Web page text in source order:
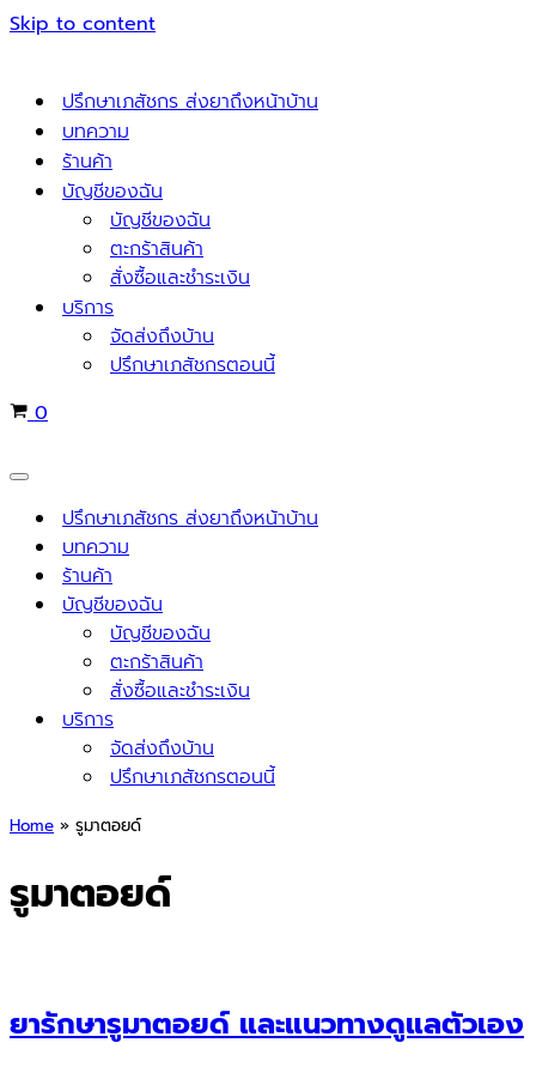
Skip to content
ปรึกษาเภสัชกร ส่งยาถึงหน้าบ้าน
บทความ
ร้านค้า
บัญชีของฉัน
บัญชีของฉัน
ตะกร้าสินค้า
สั่งซื้อและชำระเงิน
บริการ
จัดส่งถึงบ้าน
ปรึกษาเภสัชกรตอนนี้
Cart
0
Navigation
Menu ปรึกษาเภสัชกร ส่งยาถึงหน้าบ้าน
บทความ
ร้านค้า
บัญชีของฉัน
บัญชีของฉัน
ตะกร้าสินค้า
สั่งซื้อและชำระเงิน
บริการ
จัดส่งถึงบ้าน
ปรึกษาเภสัชกรตอนนี้
Home » รูมาตอยด์
รูมาตอยด์
ยารักษารูมาตอยด์ และแนวทางดูแลตัวเอง